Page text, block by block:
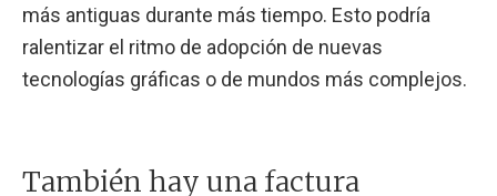
más antiguas durante más tiempo. Esto podría
ralentizar el ritmo de adopción de nuevas
tecnologías gráficas o de mundos más complejos.
También hay una factura